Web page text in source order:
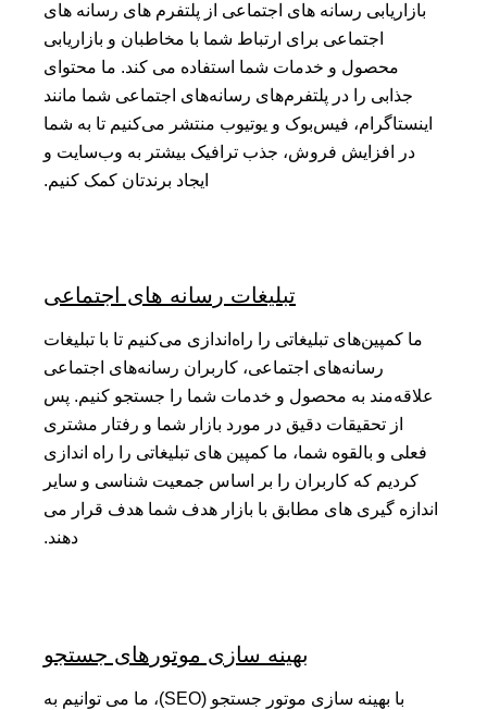
بازاریابی رسانه های اجتماعی از پلتفرم های رسانه های
اجتماعی برای ارتباط شما با مخاطبان و بازاریابی
محصول و خدمات شما استفاده می کند. ما محتوای
جذابی را در پلتفرم‌های رسانه‌های اجتماعی شما مانند
اینستاگرام، فیس‌بوک و یوتیوب منتشر می‌کنیم تا به شما
در افزایش فروش، جذب ترافیک بیشتر به وب‌سایت و
ایجاد برندتان کمک کنیم.
تبلیغات رسانه های اجتماعی
ما کمپین‌های تبلیغاتی را راه‌اندازی می‌کنیم تا با تبلیغات
رسانه‌های اجتماعی، کاربران رسانه‌های اجتماعی
علاقه‌مند به محصول و خدمات شما را جستجو کنیم. پس
از تحقیقات دقیق در مورد بازار شما و رفتار مشتری
فعلی و بالقوه شما، ما کمپین های تبلیغاتی را راه اندازی
کردیم که کاربران را بر اساس جمعیت شناسی و سایر
اندازه گیری های مطابق با بازار هدف شما هدف قرار می
دهند.
بهینه سازی موتورهای جستجو
با بهینه سازی موتور جستجو (SEO)، ما می توانیم به